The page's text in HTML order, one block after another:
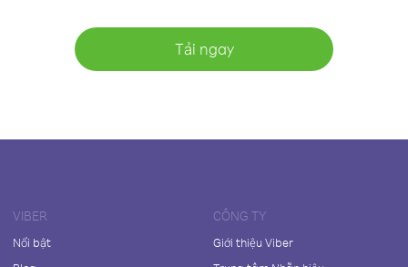
Tải ngay
VIBER
Nổi bật
CÔNG TY
Giới thiệu Viber